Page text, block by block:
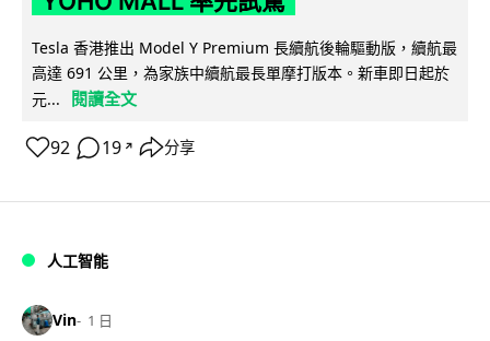
Tesla 香港推出 Model Y Premium 長續航後輪驅動版，續航最
高達 691 公里，為家族中續航最長單摩打版本。新車即日起於
元...
閱讀全文
92 19 ↗ 分享
人工智能
Vin 1 日